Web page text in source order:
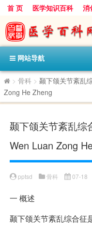
首 页 医学知识百科 消
心血管病科
呼吸科 神
内分泌科
口腔科
网站导航
> 骨科 > 颞下颌关节紊乱
Zong He Zheng
颞下颌关节紊乱综
Wen Luan Zong
pptsd 骨科 07-18
一 概述
颞下颌关节紊乱综合征